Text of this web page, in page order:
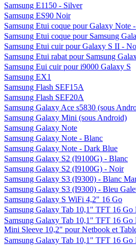
Samsung E1150 - Silver
Samsung ES90 Noir
Samsung Etui coque pour Galaxy Note
Samsung Etui coque pour Samsung
Samsung Etui cuir pour Galaxy S II -
Samsung Etui rabat pour Samsung
Samsung Eui cuir pour i9000 Galaxy S
Samsung EX1
Samsung Flash SEF15A
Samsung Flash SEF20A
Samsung Galaxy Ace s5830 (sous
Samsung Galaxy Mini (sous Android)
Samsung Galaxy Note
Samsung Galaxy Note - Blanc
Samsung Galaxy Note - Dark Blue
Samsung Galaxy S2 (I9100G) - Blanc
Samsung Galaxy S2 (I9100G) - Noir
Samsung Galaxy S3 (I9300) - Blanc
Samsung Galaxy S3 (I9300) - Bleu
Samsung Galaxy S WiFi 4,2" 16 Go
Samsung Galaxy Tab 10,1" TFT 16
Samsung Galaxy Tab 10,1" TFT 16
Mini Sleeve 10,2" pour Netbook et
Samsung Galaxy Tab 10,1" TFT 16